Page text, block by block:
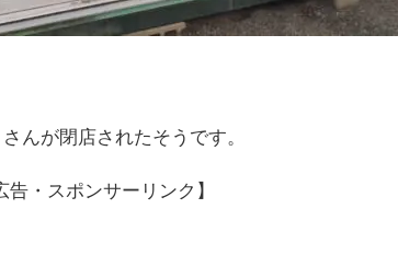
んが閉店されたそうです。
告・スポンサーリンク】